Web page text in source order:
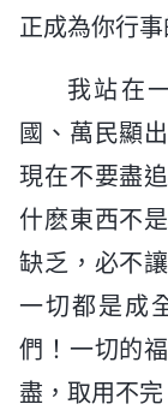
正成為你行
我站在
國、萬民顯
現在不要盡
什麽東西不
缺乏，必不
一切都是成
們！一切的
盡，取用不